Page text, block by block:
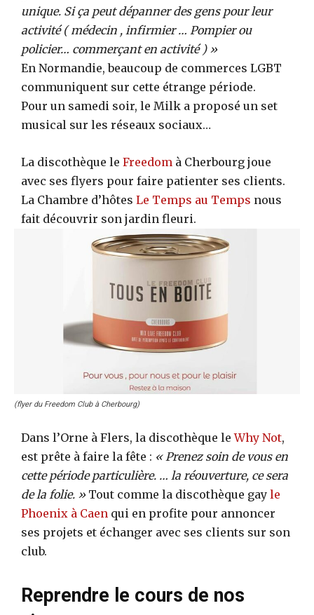
unique. Si ça peut dépanner des gens pour leur
activité ( médecin , infirmier … Pompier ou
policier… commerçant en activité ) »
En Normandie, beaucoup de commerces LGBT
communiquent sur cette étrange période.
Pour un samedi soir, le Milk a proposé un set
musical sur les réseaux sociaux…
La discothèque le Freedom à Cherbourg joue
avec ses flyers pour faire patienter ses clients.
La Chambre d’hôtes Le Temps au Temps nous
fait découvrir son jardin fleuri.
(flyer du Freedom Club à Cherbourg)
Dans l’Orne à Flers, la discothèque leWhy Not,
est prête à faire la fête : « Prenez soin de vous en
cette période particulière. … la réouverture, ce sera
de la folie. » Tout comme la discothèque gay le
Phoenix à Caen qui en profite pour annoncer
ses projets et échanger avec ses clients sur son
club.
Reprendre le cours de nos